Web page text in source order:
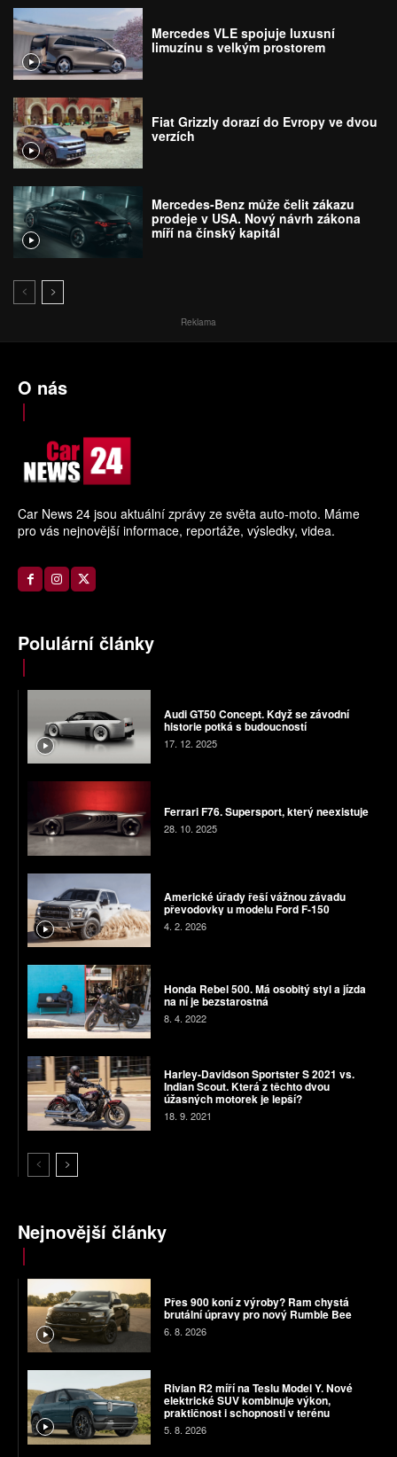
Mercedes VLE spojuje luxusní
limuzínu s velkým prostorem
Fiat Grizzly dorazí do Evropy ve dvou
verzích
Mercedes-Benz může čelit zákazu
prodeje v USA. Nový návrh zákona
míří na čínský kapitál
Reklama
O nás
Car News 24 jsou aktuální zprávy ze světa auto-moto. Máme
pro vás nejnovější informace, reportáže, výsledky, videa.
Polulární články
Audi GT50 Concept. Když se závodní
historie potká s budoucností
17. 12. 2025
Ferrari F76. Supersport, který neexistuje
28. 10. 2025
Americké úřady řeší vážnou závadu
převodovky u modelu Ford F-150
4. 2. 2026
Honda Rebel 500. Má osobitý styl a jízda
na ní je bezstarostná
8. 4. 2022
Harley-Davidson Sportster S 2021 vs.
Indian Scout. Která z těchto dvou
úžasných motorek je lepší?
18. 9. 2021
Nejnovější články
Přes 900 koní z výroby? Ram chystá
brutální úpravy pro nový Rumble Bee
6. 8. 2026
Rivian R2 míří na Teslu Model Y. Nové
elektrické SUV kombinuje výkon,
praktičnost i schopnosti v terénu
5. 8. 2026